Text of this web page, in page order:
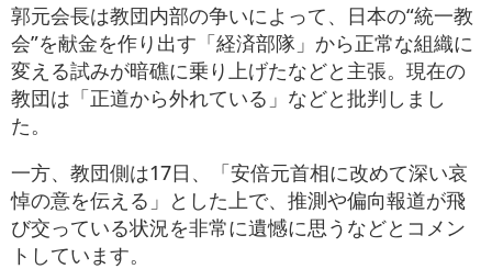
郭元会長は教団内部の争いによって、日本の“統一教
会”を献金を作り出す「経済部隊」から正常な組織に
変える試みが暗礁に乗り上げたなどと主張。現在の
教団は「正道から外れている」などと批判しまし
た。
一方、教団側は17日、「安倍元首相に改めて深い哀
悼の意を伝える」とした上で、推測や偏向報道が飛
び交っている状況を非常に遺憾に思うなどとコメン
トしています。